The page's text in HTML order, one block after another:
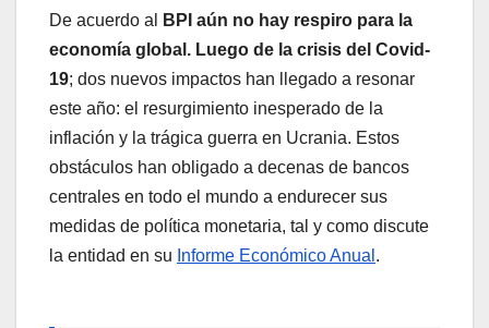
De acuerdo al
BPI aún no hay respiro para la
economía global. Luego de la crisis del Covid-
19; dos nuevos impactos han llegado a resonar
este año: el resurgimiento inesperado de la
inflación y la trágica guerra en Ucrania. Estos
obstáculos han obligado a decenas de bancos
centrales en todo el mundo a endurecer sus
medidas de política monetaria, tal y como discute
la entidad en su Informe Económico Anual .